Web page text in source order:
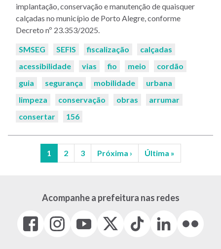
implantação, conservação e manutenção de quaisquer
calçadas no município de Porto Alegre, conforme
Decreto nº 23.353/2025.
Palavras-
SMSEG SEFIS fiscalização
calçadas
acessibilidade
vias fio meio
cordão
guia
segurança mobilidade
urbana
limpeza
conservação obras
arrumar
consertar
156
Página
atual
1 Página
2 Página
3
Próxima
página
Próxima ›
Última
página
Última »
Acompanhe a prefeitura nas redes
Facebook
(link
Instagram
(link
(link
(Antigo
Tiktok
(link
LinkedIn
(link
(link